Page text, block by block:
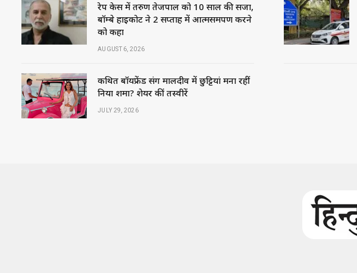
रेप केस में तरुण तेजपाल को 10 साल की सजा,
बॉम्बे हाईकोर्ट ने 2 सप्ताह में आत्मसमर्पण करने
को कहा
AUGUST 6, 2026
कथित बॉयफ्रेंड संग मालदीव में छुट्टियां मना रहीं
निया शर्मा? शेयर कीं तस्वीरें
JULY 29, 2026